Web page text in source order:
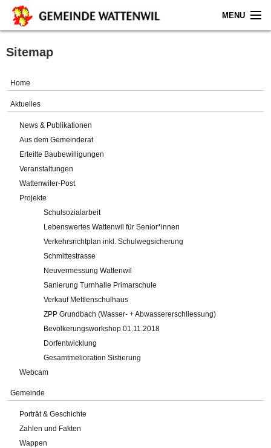
MENU
Home
Gemeinde
Verwaltung
Online-Service
Impressum
Sitemap
Home
Aktuelles
News & Publikationen
Aus dem Gemeinderat
Erteilte Baubewilligungen
Veranstaltungen
Wattenwiler-Post
Projekte
Schulsozialarbeit
Lebenswertes Wattenwil für Senior*innen
Verkehrsrichtplan inkl. Schulwegsicherung
Schmittestrasse
Neuvermessung Wattenwil
Sanierung Turnhalle Primarschule
Verkauf Mettlenschulhaus
ZPP Grundbach (Wasser- + Abwassererschliessung)
Bevölkerungsworkshop 01.11.2018
Dorfentwicklung
Gesamtmelioration Sistierung
Webcam
Gemeinde
Porträt & Geschichte
Zahlen und Fakten
Wappen